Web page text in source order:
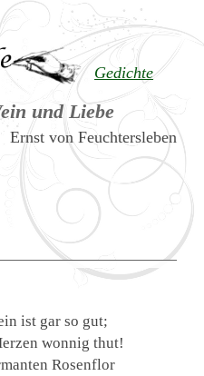
Gedichte
und Liebe
Ernst von Feuchtersleben
ist gar so gut;
wonnig thut!
Rosenflor